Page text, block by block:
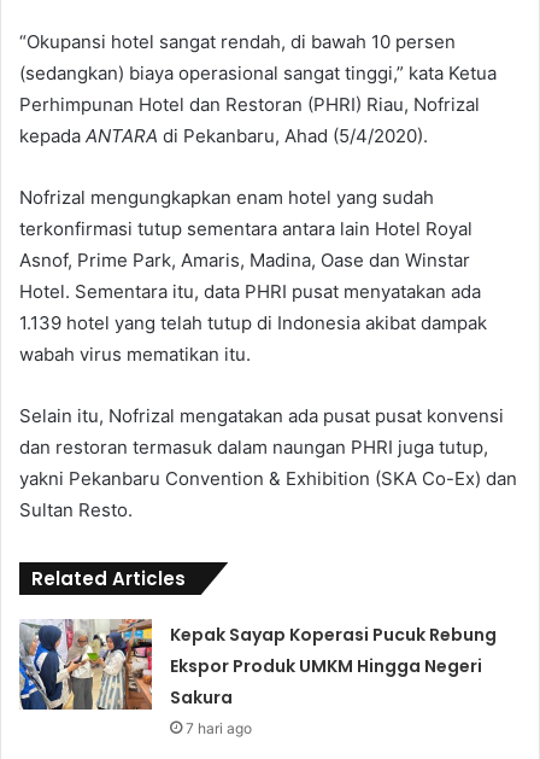
“Okupansi hotel sangat rendah, di bawah 10 persen
(sedangkan) biaya operasional sangat tinggi,” kata Ketua
Perhimpunan Hotel dan Restoran (PHRI) Riau, Nofrizal
kepada ANTARA di Pekanbaru, Ahad (5/4/2020).
Nofrizal mengungkapkan enam hotel yang sudah
terkonfirmasi tutup sementara antara lain Hotel Royal
Asnof, Prime Park, Amaris, Madina, Oase dan Winstar
Hotel. Sementara itu, data PHRI pusat menyatakan ada
1.139 hotel yang telah tutup di Indonesia akibat dampak
wabah virus mematikan itu.
Selain itu, Nofrizal mengatakan ada pusat pusat konvensi
dan restoran termasuk dalam naungan PHRI juga tutup,
yakni Pekanbaru Convention & Exhibition (SKA Co-Ex) dan
Sultan Resto.
Related Articles
Kepak Sayap Koperasi Pucuk Rebung
Ekspor Produk UMKM Hingga Negeri
Sakura
7 hari ago